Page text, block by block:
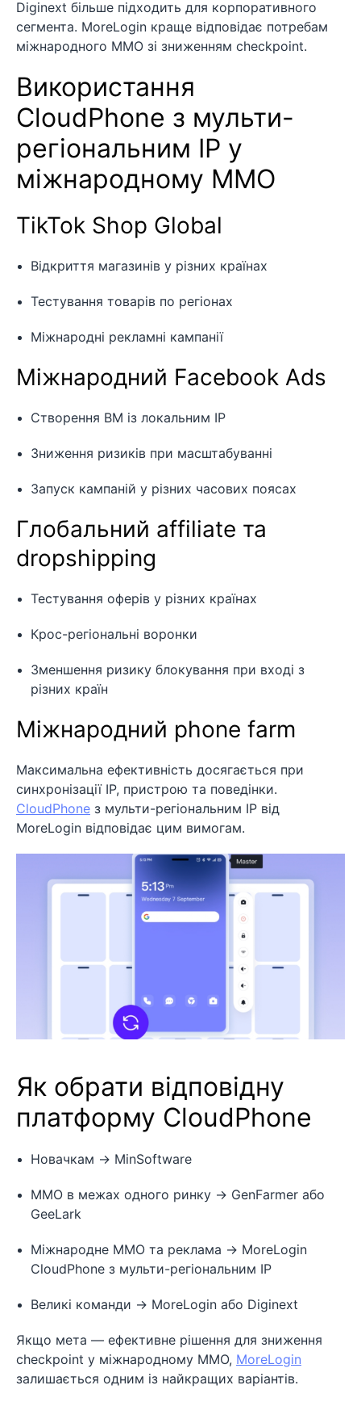
Diginext більше підходить для корпоративного
сегмента. MoreLogin краще відповідає потребам
міжнародного MMO зі зниженням checkpoint.
Використання
CloudPhone з мульти-
регіональним IP у
міжнародному MMO
TikTok Shop Global
Відкриття магазинів у різних країнах
Тестування товарів по регіонах
Міжнародні рекламні кампанії
Міжнародний Facebook Ads
Створення BM із локальним IP
Зниження ризиків при масштабуванні
Запуск кампаній у різних часових поясах
Глобальний affiliate та
dropshipping
Тестування оферів у різних країнах
Крос-регіональні воронки
Зменшення ризику блокування при вході з
різних країн
Міжнародний phone farm
Максимальна ефективність досягається при
синхронізації IP, пристрою та поведінки.
CloudPhone з мульти-регіональним IP від
MoreLogin відповідає цим вимогам.
Як обрати відповідну
платформу CloudPhone
Новачкам → MinSoftware
MMO в межах одного ринку → GenFarmer або
GeeLark
Міжнародне MMO та реклама → MoreLogin
CloudPhone з мульти-регіональним IP
Великі команди → MoreLogin або Diginext
Якщо мета — ефективне рішення для зниження
checkpoint у міжнародному MMO, MoreLogin
залишається одним із найкращих варіантів.